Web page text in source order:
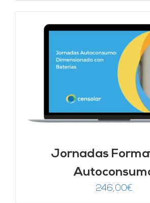
Jornadas
246,00€